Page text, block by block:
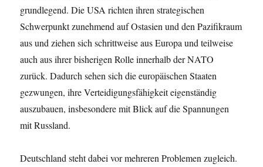
grundlegend. Die USA richten ihren strategischen
Schwerpunkt zunehmend auf Ostasien und den Pazifikraum
aus und ziehen sich schrittweise aus Europa und teilweise
auch aus ihrer bisherigen Rolle innerhalb der NATO
zurück. Dadurch sehen sich die europäischen Staaten
gezwungen, ihre Verteidigungsfähigkeit eigenständig
auszubauen, insbesondere mit Blick auf die Spannungen
mit Russland.
Deutschland steht dabei vor mehreren Problemen zugleich.